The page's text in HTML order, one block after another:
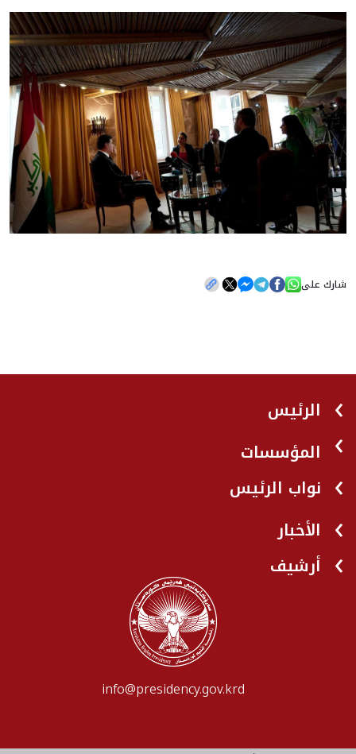
شارك على
الرئيس
المؤسسات
نواب الرئيس
الأخبار
أرشيف
info@presidency.gov.krd